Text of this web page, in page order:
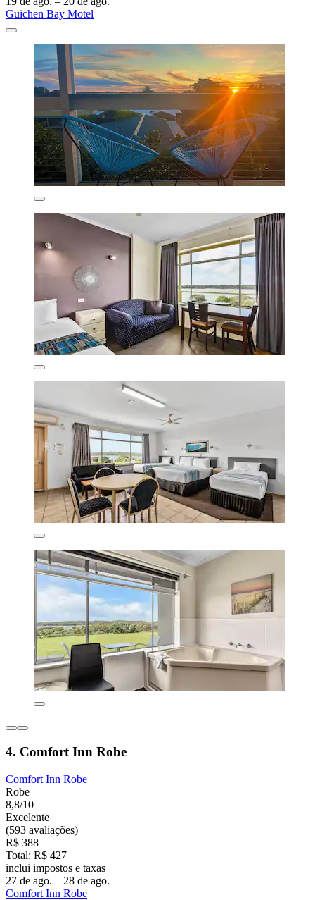
Guichen Bay Motel
4. Comfort Inn Robe
Comfort Inn Robe
Robe
8,8/10
Excelente
(593 avaliações)
R$ 388
Total: R$ 427
inclui impostos e taxas
27 de ago. – 28 de ago.
Comfort Inn Robe